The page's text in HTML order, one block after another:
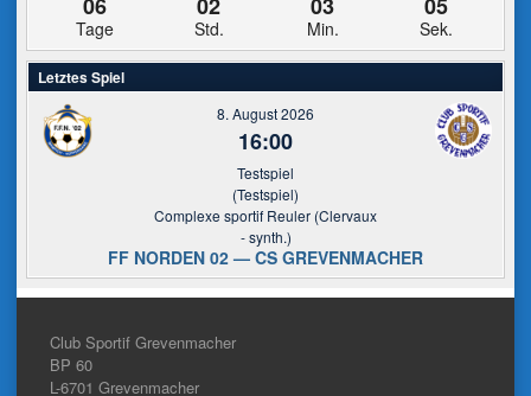
Tage Std. Min. Sek.
Letztes Spiel
8. August 2026
16:00
Testspiel
(Testspiel)
Complexe sportif Reuler (Clervaux
- synth.)
FF NORDEN 02 — CS GREVENMACHER
Club Sportif Grevenmacher
BP 60
L-6701 Grevenmacher